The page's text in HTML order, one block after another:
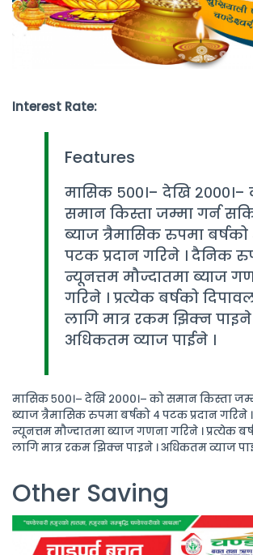
Interest Rate:
Features
मासिक ५००।– देखि २०००।–
समान किस्ता जम्मा गर्न
ब्याज त्रैमासिक रुपमा बर्षको
पटक प्रदान गरिने । दैनिक
न्यूनत्तम मौज्दातमा ब्याज
गरिने । प्रत्येक बर्षको
लागि मात्र रकम झिक्न पाइने
अधिकतम व्याज पाईने ।
मासिक ५००।– देखि २०००।– को समान किस्ता
ब्याज त्रैमासिक रुपमा बर्षको ४ पटक प्रदान
न्यूनत्तम मौज्दातमा ब्याज गणना गरिने । प्रत्येक
लागि मात्र रकम झिक्न पाइने । अधिकतम व्याज
Other Saving